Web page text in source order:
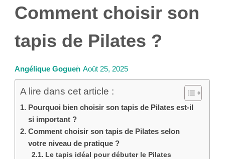
Comment choisir son
tapis de Pilates ?
Angélique Goguen Août 25, 2025
A lire dans cet article :
Pourquoi bien choisir son tapis de Pilates est-il
si important ?
Comment choisir son tapis de Pilates selon
votre niveau de pratique ?
Le tapis idéal pour débuter le Pilates